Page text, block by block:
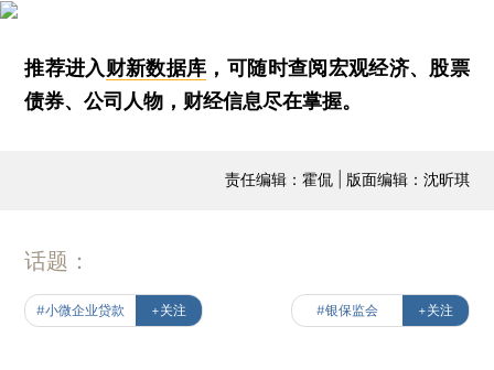
推荐进入财新数据库 ，可随时查阅宏观经济、股票
债券、公司人物，财经信息尽在掌握。
责任编辑：霍侃 | 版面编辑：沈昕琪
话题：
#小微企业贷款 +关注 #银保监会 +关注